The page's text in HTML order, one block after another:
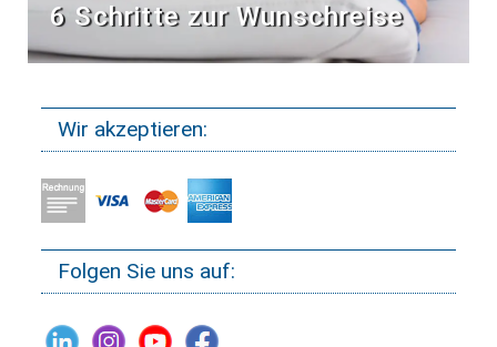
6 Schritte zur Wunschreise
Wir akzeptieren:
Folgen Sie uns auf: